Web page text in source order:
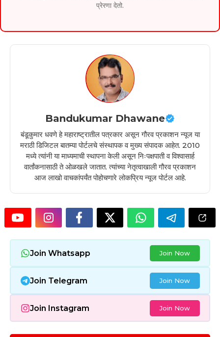
प्रेरणा देतो.
Bandukumar Dhawane
बंडूकुमार धवणे हे महाराष्ट्रातील पत्रकार असून गौरव प्रकाशन न्यूज या
मराठी डिजिटल बातम्या पोर्टलचे संस्थापक व मुख्य संपादक आहेत. 2010
मध्ये त्यांनी या माध्यमाची स्थापना केली असून निःपक्षपाती व विश्वासार्ह
वार्तांकनासाठी ते ओळखले जातात. त्यांच्या नेतृत्वाखाली गौरव प्रकाशन
आज लाखो वाचकांपर्यंत पोहोचणारे लोकप्रिय न्यूज पोर्टल आहे.
Join Whatsapp Join Now
Join Telegram Join Now
Join Instagram Join Now